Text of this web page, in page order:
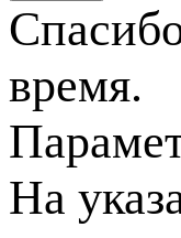
время.
На